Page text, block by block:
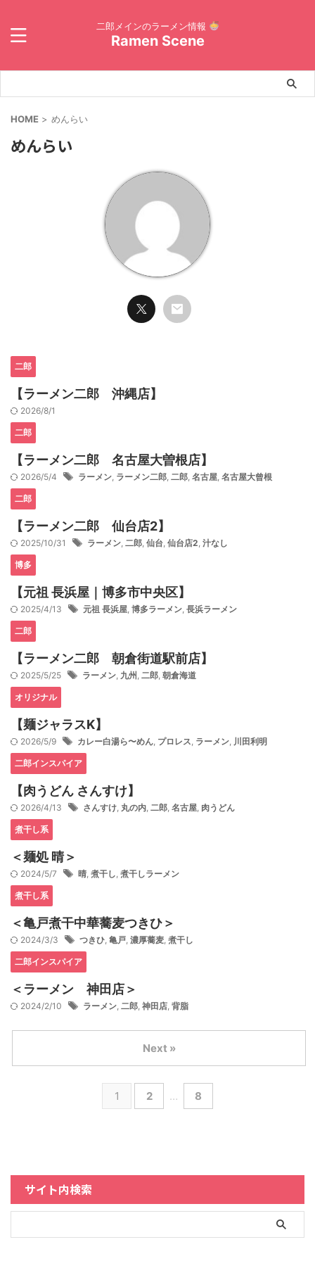
二郎メインのラーメン情報
Ramen Scene
HOME > めんらい
めんらい
二郎
【ラーメン二郎 沖縄店】
2026/8/1
二郎
【ラーメン二郎 名古屋大曽根店】
2026/5/4 ラーメン, ラーメン二郎, 二郎, 名古屋, 名古屋大曾根
二郎
【ラーメン二郎 仙台店2】
2025/10/31 ラーメン, 二郎, 仙台, 仙台店2, 汁なし
博多
【元祖 長浜屋｜博多市中央区】
2025/4/13 元祖 長浜屋, 博多ラーメン, 長浜ラーメン
二郎
【ラーメン二郎 朝倉街道駅前店】
2025/5/25 ラーメン, 九州 , 二郎, 朝倉海道
オリジナル
【麺ジャラスK】
2026/5/9 カレー白湯ら〜めん, プロレス, ラーメン, 川田利明
二郎インスパイア
【肉うどん さんすけ】
2026/4/13 さんすけ, 丸の内, 二郎, 名古屋, 肉うどん
煮干し系
＜麺処 晴＞
2024/5/7 晴, 煮干し, 煮干しラーメン
煮干し系
＜亀戸煮干中華蕎麦つきひ＞
2024/3/3 つきひ, 亀戸, 濃厚蕎麦, 煮干し
二郎インスパイア
＜ラーメン 神田店＞
2024/2/10 ラーメン, 二郎, 神田店, 背脂
1 2 … 8
Next »
サイト内検索